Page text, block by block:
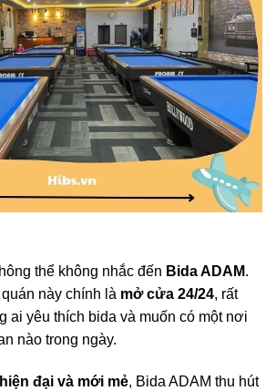
thể không nhắc đến Bida ADAM.
này chính là mở cửa 24/24, rất
ai yêu thích bida và muốn có một nơi
nào trong ngày.
đại và mới mẻ, Bida ADAM thu hút